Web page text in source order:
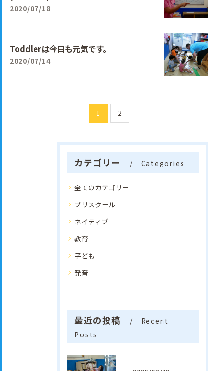
2020/07/18
Toddlerは今日も元気です。
2020/07/14
1 2
カテゴリー Categories
全てのカテゴリー
プリスクール
ネイティブ
教育
子ども
発音
最近の投稿
Recent
Posts